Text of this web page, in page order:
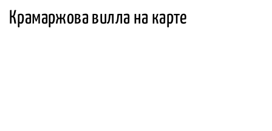
Крамаржова вилла на карте